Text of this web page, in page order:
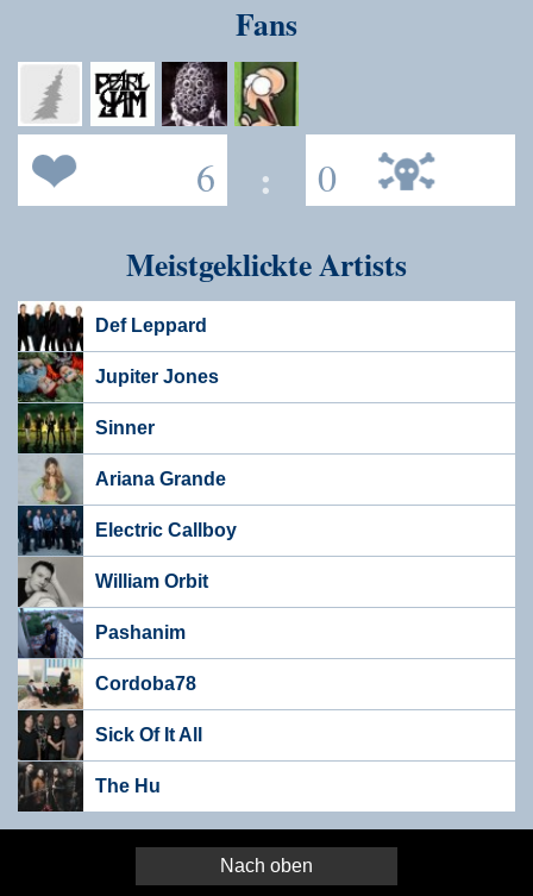
Fans
6 : 0
Meistgeklickte Artists
Def Leppard
Jupiter Jones
Sinner
Ariana Grande
Electric Callboy
William Orbit
Pashanim
Cordoba78
Sick Of It All
The Hu
Nach oben